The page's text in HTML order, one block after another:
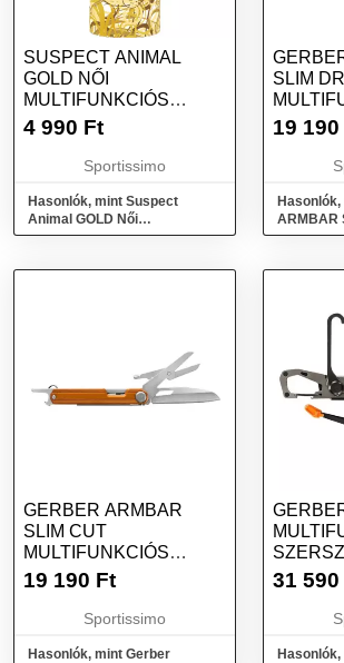
SUSPECT ANIMAL
GOLD NŐI
MULTIFUNKCIÓS
KENDŐ, ARANY,
4 990 Ft
Sportissimo
Hasonlók, mint Suspect
Animal GOLD Női
multifunkciós kendő, arany,
SLIM
19 190
ARMBAR
GERBER ARMBAR
SLIM CUT
MULTIFUNKCIÓS
ZSEBKÉS,
MÉRET
19 190 Ft
Sportissimo
Hasonlók, mint Gerber
MÉRET
31 590